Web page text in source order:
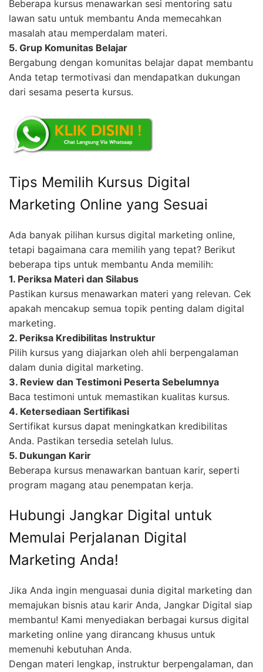
Beberapa kursus menawarkan sesi mentoring satu
lawan satu untuk membantu Anda memecahkan
masalah atau memperdalam materi.
5. Grup Komunitas Belajar
Bergabung dengan komunitas belajar dapat membantu
Anda tetap termotivasi dan mendapatkan dukungan
dari sesama peserta kursus.
Tips Memilih Kursus Digital
Marketing Online yang Sesuai
Ada banyak pilihan kursus digital marketing online,
tetapi bagaimana cara memilih yang tepat? Berikut
beberapa tips untuk membantu Anda memilih:
1. Periksa Materi dan Silabus
Pastikan kursus menawarkan materi yang relevan. Cek
apakah mencakup semua topik penting dalam digital
marketing.
2. Periksa Kredibilitas Instruktur
Pilih kursus yang diajarkan oleh ahli berpengalaman
dalam dunia digital marketing.
3. Review dan Testimoni Peserta Sebelumnya
Baca testimoni untuk memastikan kualitas kursus.
4. Ketersediaan Sertifikasi
Sertifikat kursus dapat meningkatkan kredibilitas
Anda. Pastikan tersedia setelah lulus.
5. Dukungan Karir
Beberapa kursus menawarkan bantuan karir, seperti
program magang atau penempatan kerja.
Hubungi Jangkar Digital untuk
Memulai Perjalanan Digital
Marketing Anda!
Jika Anda ingin menguasai dunia digital marketing dan
memajukan bisnis atau karir Anda, Jangkar Digital siap
membantu! Kami menyediakan berbagai kursus digital
marketing online yang dirancang khusus untuk
memenuhi kebutuhan Anda.
Dengan materi lengkap, instruktur berpengalaman, dan